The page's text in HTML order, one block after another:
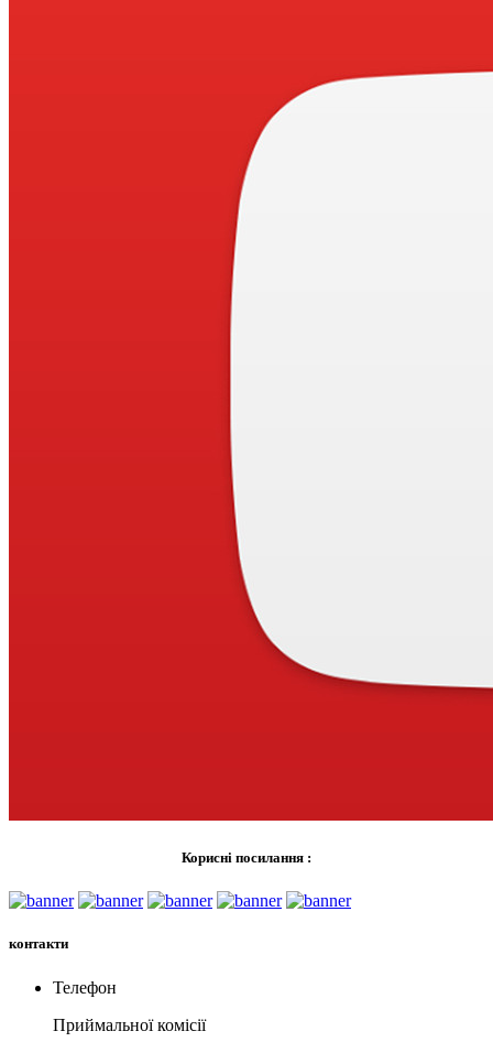
Корисні посилання :
контакти
Телефон
Приймальної комiсії